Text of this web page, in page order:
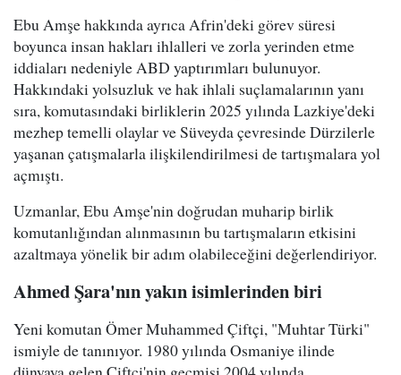
Ebu Amşe hakkında ayrıca Afrin'deki görev süresi
boyunca insan hakları ihlalleri ve zorla yerinden etme
iddiaları nedeniyle ABD yaptırımları bulunuyor.
Hakkındaki yolsuzluk ve hak ihlali suçlamalarının yanı
sıra, komutasındaki birliklerin 2025 yılında Lazkiye'deki
mezhep temelli olaylar ve Süveyda çevresinde Dürzilerle
yaşanan çatışmalarla ilişkilendirilmesi de tartışmalara yol
açmıştı.
Uzmanlar, Ebu Amşe'nin doğrudan muharip birlik
komutanlığından alınmasının bu tartışmaların etkisini
azaltmaya yönelik bir adım olabileceğini değerlendiriyor.
Ahmed Şara'nın yakın isimlerinden biri
Yeni komutan Ömer Muhammed Çiftçi, "Muhtar Türki"
ismiyle de tanınıyor. 1980 yılında Osmaniye ilinde